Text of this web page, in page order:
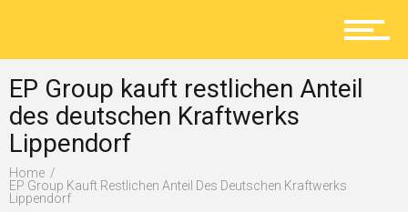
Lokal
Ratgeber
EP Group kauft restlichen Anteil
des deutschen Kraftwerks
Lippendorf
Home
EP Group Kauft Restlichen Anteil Des Deutschen Kraftwerks
Lippendorf